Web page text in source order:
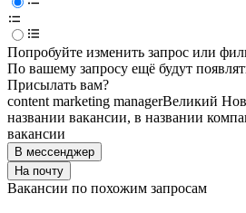
Попробуйте изменить запрос или
По вашему запросу ещё будут
Присылать вам?
content marketing managerВеликий
названии вакансии, в названии
вакансии
В мессенджер
На почту
Вакансии по похожим запросам